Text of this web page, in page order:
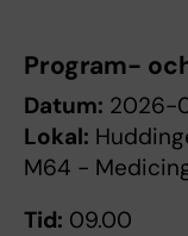
Program-
Datum: 2026-
Lokal:
M64 -
Tid: 09.00